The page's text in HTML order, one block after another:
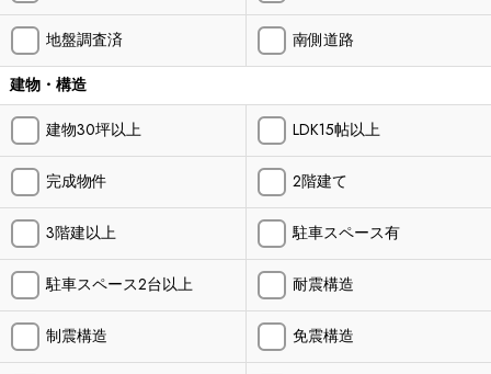
地盤調査済 南側道路
建物・構造
建物30坪以上 LDK15帖以上
完成物件 2階建て
3階建以上 駐車スペース有
駐車スペース2台以上 耐震構造
制震構造 免震構造